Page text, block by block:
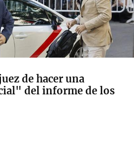
de hacer una
del informe de los